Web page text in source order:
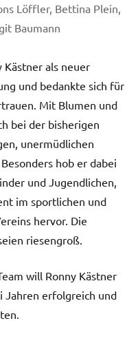
Löffler, Bettina Plein,
Baumann
Kästner als neuer
und bedankte sich für
Mit Blumen und
bei der bisherigen
unermüdlichen
hob er dabei
und Jugendlichen,
im sportlichen und
hervor. Die
riesengroß.
will Ronny Kästner
Jahren erfolgreich und